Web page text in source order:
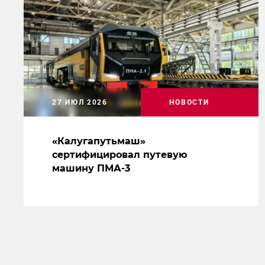
«Калугапутьмаш»
сертифицировал путевую
машину ПМА-3
27 ИЮЛ 2026 НОВОСТИ